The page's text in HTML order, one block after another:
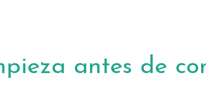
antes de